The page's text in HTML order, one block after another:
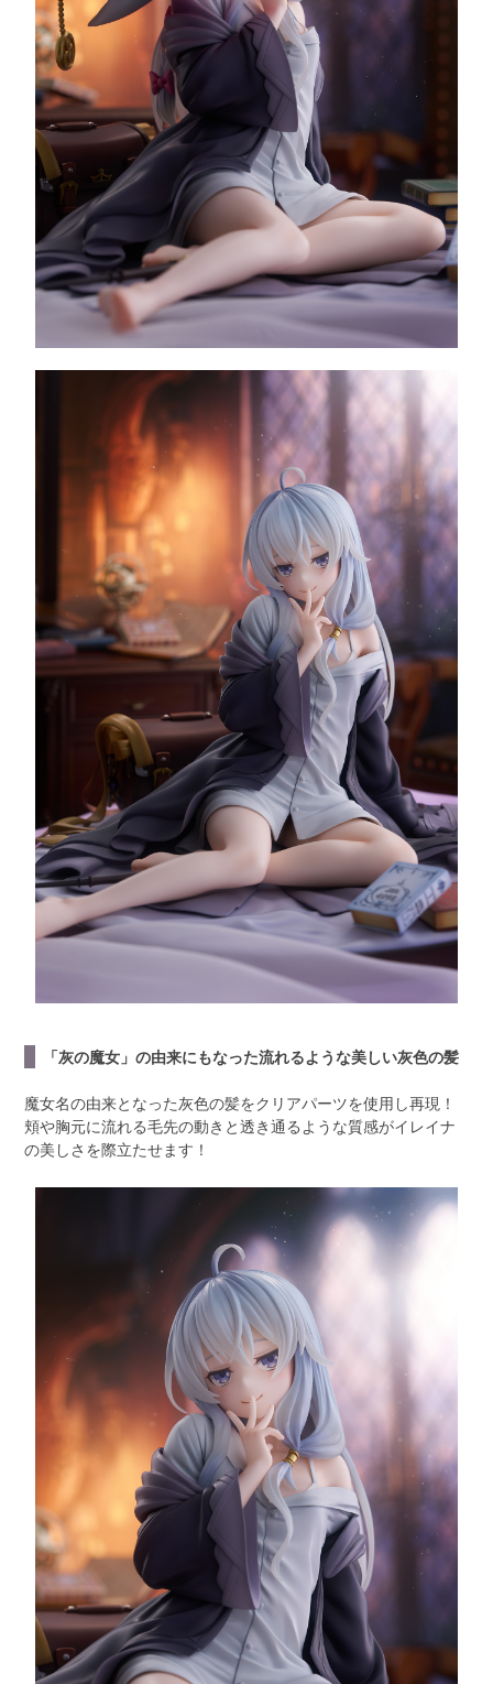
「灰の魔女」の由来にもなった流れるような美しい灰色の髪
魔女名の由来となった灰色の髪をクリアパーツを使用し再現！
頬や胸元に流れる毛先の動きと透き通るような質感がイレイナ
の美しさを際立たせます！